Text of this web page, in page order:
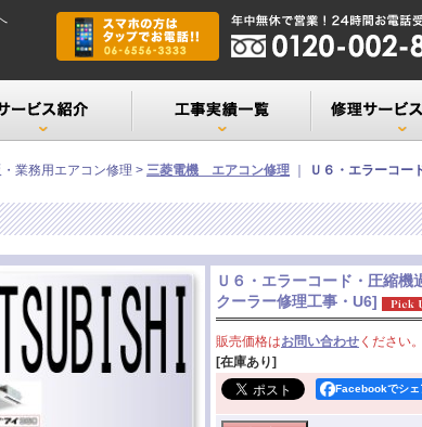
・業務用エアコン修理 > 三菱電機 エアコン修理 Ｕ６・エラーコー
Ｕ６・エラーコード・圧縮機
クーラー修理工事・U6]
販売価格はお問い合わせ ください。
[在庫あり]
Facebookでシェ